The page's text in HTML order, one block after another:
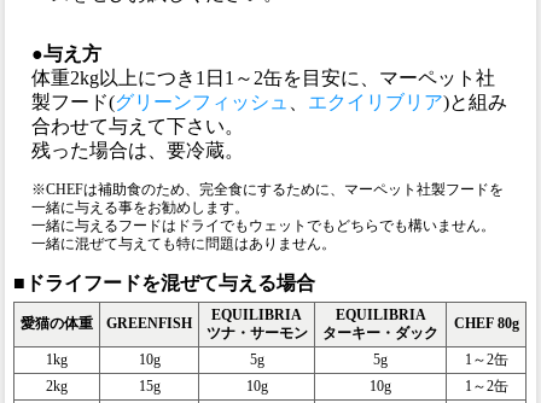
●与え方
体重2kg以上につき1日1～2缶を目安に、マーペット社
製フード(グリーンフィッシュ エクイリブリア)と組み
合わせて与えて下さい。
残った場合は、要冷蔵。
※CHEFは補助食のため、完全食にするために、マーペット社製フードを
一緒に与える事をお勧めします。
一緒に与えるフードはドライでもウェットでもどちらでも構いません。
一緒に混ぜて与えても特に問題はありません。
■ドライフードを混ぜて与える場合
愛猫の体重 GREENFISH
EQUILIBRIA
ツナ・サーモン
EQUILIBRIA
ターキー・ダック
CHEF 80g
1kg 10g 5g 5g
1～2缶
2kg
15g 10g 10g
1～2缶